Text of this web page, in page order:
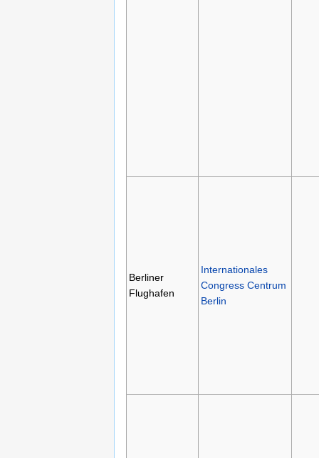
Berliner
Flughafen
Internationales
Congress Centrum
Berlin